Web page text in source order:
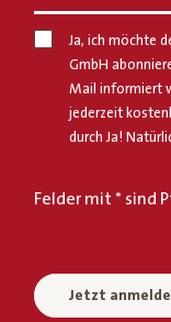
Ja, ich möchte
GmbH
Mail informiert
jederzeit
durch Ja!
Felder mit * sind
Jetzt